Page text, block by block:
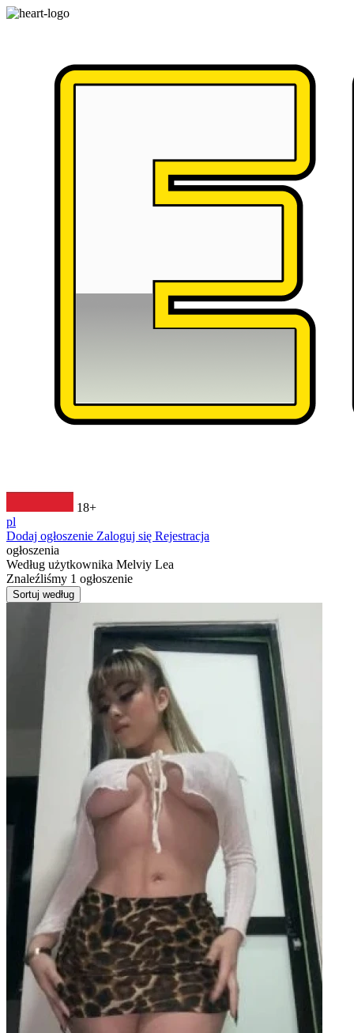
18+
pl
Dodaj ogłoszenie Zaloguj się Rejestracja
ogłoszenia
Według użytkownika Melviy Lea
Znaleźliśmy 1 ogłoszenie
Sortuj według